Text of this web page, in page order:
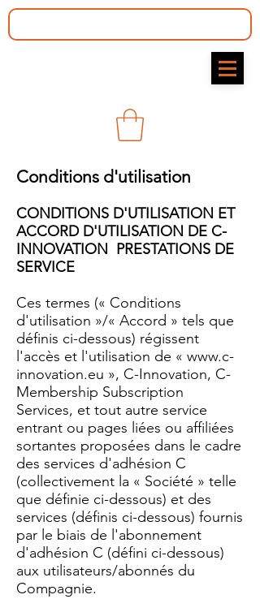
Conditions d'utilisation
CONDITIONS D'UTILISATION ET
ACCORD D'UTILISATION DE C-
INNOVATION PRESTATIONS DE
SERVICE
Ces termes (« Conditions
d'utilisation »/« Accord » tels que
définis ci-dessous) régissent
l'accès et l'utilisation de « www.c-
innovation.eu », C-Innovation, C-
Membership Subscription
Services, et tout autre service
entrant ou pages liées ou affiliées
sortantes proposées dans le cadre
des services d'adhésion C
(collectivement la « Société » telle
que définie ci-dessous) et des
services (définis ci-dessous) fournis
par le biais de l'abonnement
d'adhésion C (défini ci-dessous)
aux utilisateurs/abonnés du
Compagnie.